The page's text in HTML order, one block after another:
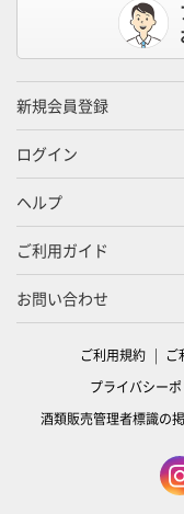
新規会員登録
ログイン
ヘルプ
ご利用ガイド
お問い合わせ
ご利用規約 ご
プライバシー
酒類販売管理者標識の